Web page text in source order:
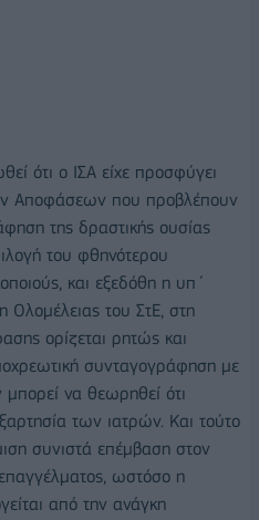
ότι ο ΙΣΑ είχε προσφύγει
Αποφάσεων που προβλέπουν
της δραστικής ουσίας
του φθηνότερου
και εξεδόθη η υπ΄
του ΣτΕ, στη
ορίζεται ρητώς και
συνταγογράφηση με
να θεωρηθεί ότι
των ιατρών. Και τούτο
συνιστά επέμβαση στον
ωστόσο η
από την ανάγκη